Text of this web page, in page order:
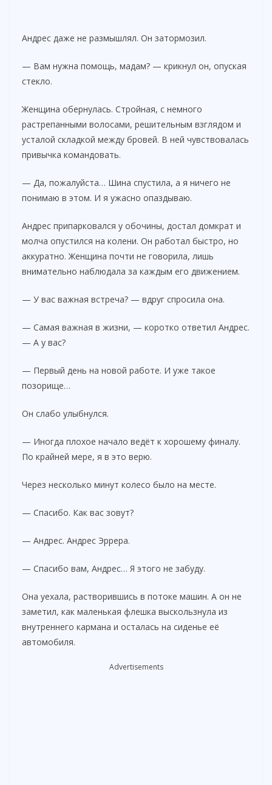
Андрес даже не размышлял. Он затормозил.
— Вам нужна помощь, мадам? — крикнул он, опуская
стекло.
Женщина обернулась. Стройная, с немного
растрепанными волосами, решительным взглядом и
усталой складкой между бровей. В ней чувствовалась
привычка командовать.
— Да, пожалуйста… Шина спустила, а я ничего не
понимаю в этом. И я ужасно опаздываю.
Андрес припарковался у обочины, достал домкрат и
молча опустился на колени. Он работал быстро, но
аккуратно. Женщина почти не говорила, лишь
внимательно наблюдала за каждым его движением.
— У вас важная встреча? — вдруг спросила она.
— Самая важная в жизни, — коротко ответил Андрес.
— А у вас?
— Первый день на новой работе. И уже такое
позорище…
Он слабо улыбнулся.
— Иногда плохое начало ведёт к хорошему финалу.
По крайней мере, я в это верю.
Через несколько минут колесо было на месте.
— Спасибо. Как вас зовут?
— Андрес. Андрес Эррера.
— Спасибо вам, Андрес… Я этого не забуду.
Она уехала, растворившись в потоке машин. А он не
заметил, как маленькая флешка выскользнула из
внутреннего кармана и осталась на сиденье её
автомобиля.
Advertisements